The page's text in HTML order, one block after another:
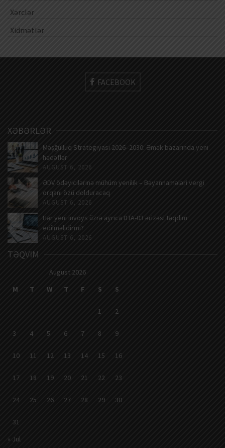
Xərclər
Xidmətlər
FACEBOOK
XƏBƏRLƏR
Məşğulluq Strategiyası 2026–2030: Əmək bazarında yeni
hədəflər
AUGUST 6, 2026
ƏDV ödəyicilərinə mühüm yenilik – Bəyannamələri vergi
orqanı özü dolduracaq
AUGUST 6, 2026
Hər yeni invoys üzrə ayrıca DTA-03 ərizəsi təqdim
edilməlidirmi?
AUGUST 6, 2026
TƏQVIM
August 2026
M
T W T F S S
1 2
3 4 5 6 7 8 9
10 11 12 13 14 15 16
17 18 19 20 21 22 23
24 25 26 27 28 29 30
31
« Jul